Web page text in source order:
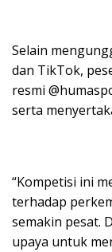
Selain
dan TikTok,
resmi
serta
“Kompetisi ini
terhadap
semakin pesat.
upaya untuk